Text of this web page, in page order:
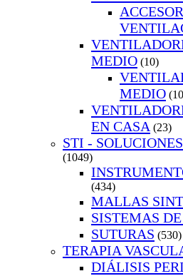
MEDIO (10)
MEDIO
EN CASA (23)
STI -
(1049)
(434)
MALLAS
SISTEMAS
SUTURAS (530)
TERAPIA
DIÁLISIS